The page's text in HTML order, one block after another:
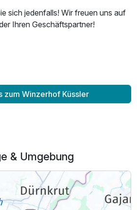
sich jedenfalls! Wir freuen uns auf
Ihren Geschäftspartner!
zum Winzerhof Küssler
& Umgebung